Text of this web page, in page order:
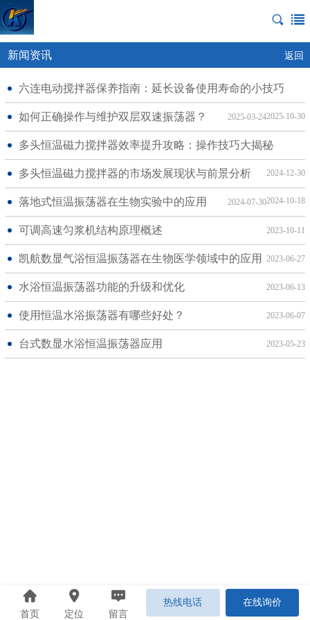
新闻资讯 返回
六连电动搅拌器保养指南：延长设备使用寿命的小技巧
2025-10-30
如何正确操作与维护双层双速振荡器？ 2025-03-24
多头恒温磁力搅拌器效率提升攻略：操作技巧大揭秘
2024-12-30
多头恒温磁力搅拌器的市场发展现状与前景分析
2024-10-18
落地式恒温振荡器在生物实验中的应用 2024-07-30
可调高速匀浆机结构原理概述 2023-10-11
凯航数显气浴恒温振荡器在生物医学领域中的应用 2023-06-27
水浴恒温振荡器功能的升级和优化 2023-06-13
使用恒温水浴振荡器有哪些好处？ 2023-06-07
台式数显水浴恒温振荡器应用 2023-05-23
首页 定位 留言
热线电话 在线询价